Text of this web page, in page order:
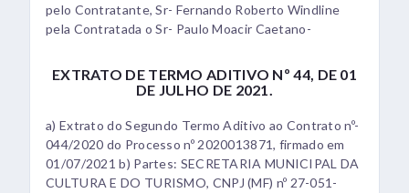
pelo Contratante, Sr- Fernando Roberto Windline
pela Contratada o Sr- Paulo Moacir Caetano-
EXTRATO DE TERMO ADITIVO Nº 44, DE 01
DE JULHO DE 2021.
a) Extrato do Segundo Termo Aditivo ao Contrato nº-
044/2020 do Processo nº 2020013871, firmado em
01/07/2021 b) Partes: SECRETARIA MUNICIPAL DA
CULTURA E DO TURISMO, CNPJ (MF) nº 27-051-